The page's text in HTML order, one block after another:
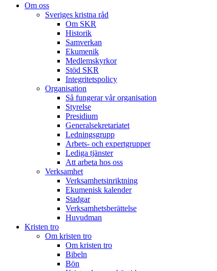
Om oss
Sveriges kristna råd
Om SKR
Historik
Samverkan
Ekumenik
Medlemskyrkor
Stöd SKR
Integritetspolicy
Organisation
Så fungerar vår organisation
Styrelse
Presidium
Generalsekretariatet
Ledningsgrupp
Arbets- och expertgrupper
Lediga tjänster
Att arbeta hos oss
Verksamhet
Verksamhetsinriktning
Ekumenisk kalender
Stadgar
Verksamhetsberättelse
Huvudman
Kristen tro
Om kristen tro
Om kristen tro
Bibeln
Bön